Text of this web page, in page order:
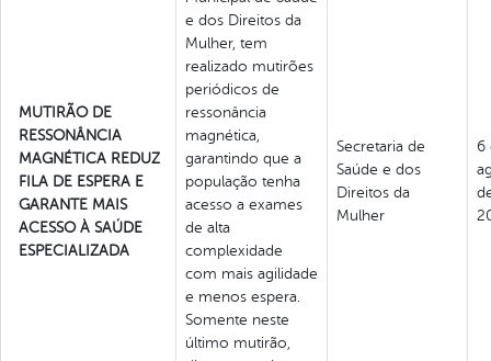
MUTIRÃO DE
RESSONÂNCIA
MAGNÉTICA REDUZ
FILA DE ESPERA E
GARANTE MAIS
ACESSO À SAÚDE
ESPECIALIZADA
e dos Direitos da
Mulher, tem
realizado mutirões
periódicos de
ressonância
magnética,
garantindo que a
população tenha
acesso a exames
de alta
complexidade
com mais agilidade
e menos espera.
Somente neste
último mutirão,
Secretaria de
Saúde e dos
Direitos da
Mulher
6